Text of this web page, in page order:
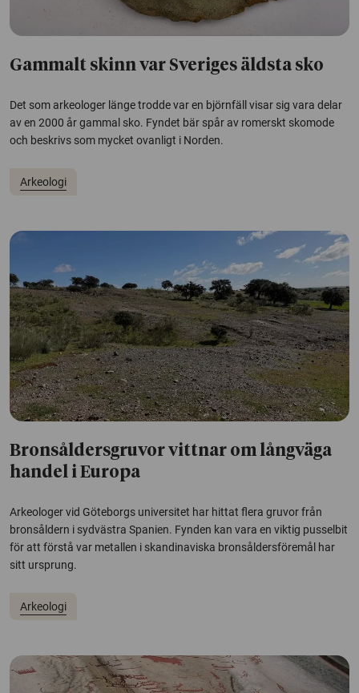
Gammalt skinn var Sveriges äldsta sko
Det som arkeologer länge trodde var en björnfäll visar sig vara delar
av en 2000 år gammal sko. Fyndet bär spår av romerskt skomode
och beskrivs som mycket ovanligt i Norden.
Arkeologi
Bronsåldersgruvor vittnar om långväga
handel i Europa
Arkeologer vid Göteborgs universitet har hittat flera gruvor från
bronsåldern i sydvästra Spanien. Fynden kan vara en viktig pusselbit
för att förstå var metallen i skandinaviska bronsåldersföremål har
sitt ursprung.
Arkeologi